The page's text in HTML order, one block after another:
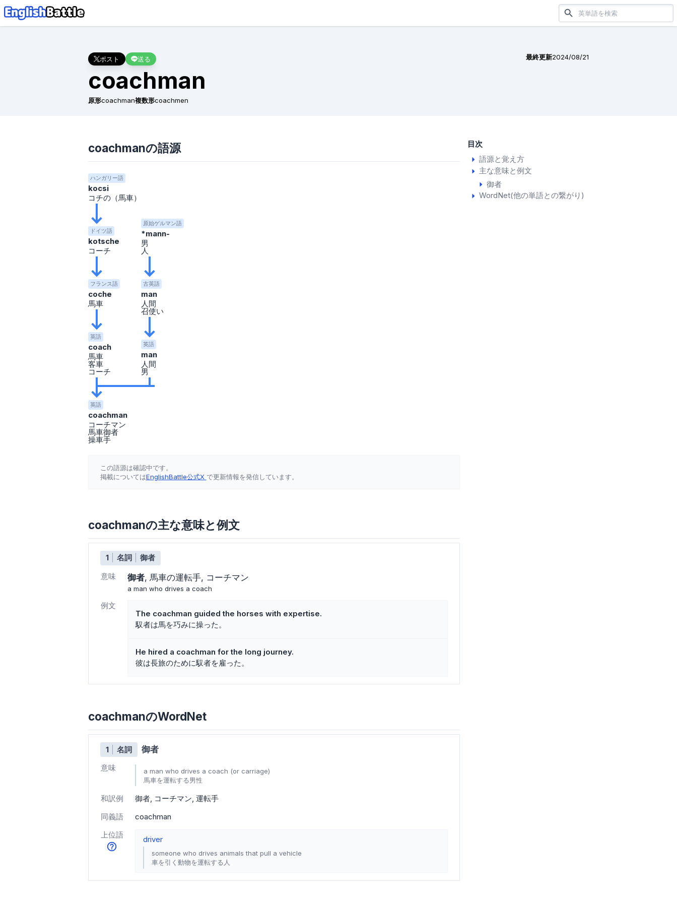
ポスト 送る 最終更新2024/08/21
coachman
原形coachman複数形coachmen
目次
語源と覚え方
主な意味と例文
御者
WordNet(他の単語との繋がり)
coachmanの語源
英語
coachman
コーチマン
馬車御者
操車手
英語
coach
馬車
客車
コーチ
フランス語
coche
馬車
ドイツ語
kotsche
コーチ
ハンガリー語
kocsi
コチの（馬車）
英語
man
人間
男
古英語
man
人間
召使い
原始ゲルマン語
*mann-
男
人
この語源は確認中です。
掲載についてはEnglishBattle公式X で更新情報を発信しています。
coachmanの主な意味と例文
1 名詞
御者
意味
御者 馬車の運転手 コーチマン
a man who drives a coach
例文
The coachman guided the horses with expertise.
馭者は馬を巧みに操った。
He hired a coachman for the long journey.
彼は長旅のために馭者を雇った。
coachmanのWordNet
1 名詞 御者
意味
a man who drives a coach (or carriage)
馬車を運転する男性
和訳例 御者 コーチマン 運転手
同義語
coachman
上位語
driver
someone who drives animals that pull a vehicle
車を引く動物を運転する人